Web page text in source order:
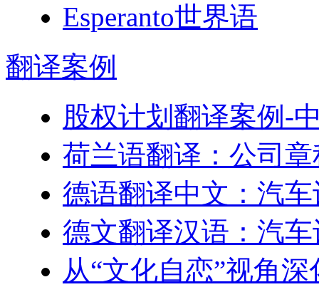
Esperanto世界语
翻译案例
股权计划翻译案例-
荷兰语翻译：公司
德语翻译中文：汽
德文翻译汉语：汽
从“文化自恋”视角